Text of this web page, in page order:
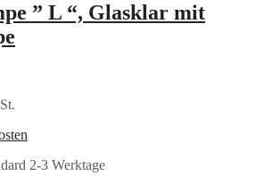
” L “, Glasklar mit
2-3 Werktage